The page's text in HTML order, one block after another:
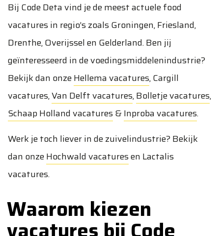
Bij Code Deta vind je de meest actuele food
vacatures in regio’s zoals Groningen, Friesland,
Drenthe, Overijssel en Gelderland. Ben jij
geïnteresseerd in de voedingsmiddelenindustrie?
Bekijk dan onzeHellema vacatures,Cargill
vacatures,Van Delft vacatures,Bolletje vacatures,
Schaap Holland vacatures&Inproba vacatures.
Werk je toch liever in de zuivelindustrie? Bekijk
dan onzeHochwald vacaturesen Lactalis
vacatures.
Waarom kiezen